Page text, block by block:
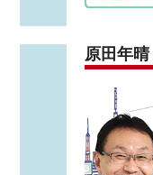
原田年